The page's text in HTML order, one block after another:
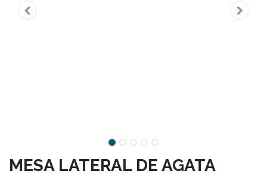
MESA LATERAL DE AGATA